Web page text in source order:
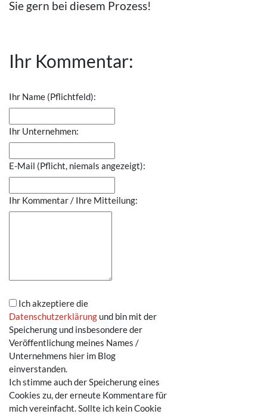
Sie gern bei diesem Prozess!
Ihr Kommentar:
Ihr Name (Pflichtfeld):
Ihr Unternehmen:
E-Mail (Pflicht, niemals angezeigt):
Ihr Kommentar / Ihre Mitteilung:
Ich akzeptiere die
Datenschutzerklärung und bin mit der
Speicherung und insbesondere der
Veröffentlichung meines Names /
Unternehmens hier im Blog
einverstanden.
Ich stimme auch der Speicherung eines
Cookies zu, der erneute Kommentare für
mich vereinfacht. Sollte ich kein Cookie